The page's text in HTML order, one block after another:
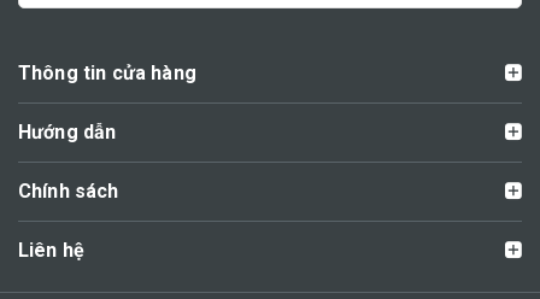
Thông tin cửa hàng
Hướng dẫn
Chính sách
Liên hệ